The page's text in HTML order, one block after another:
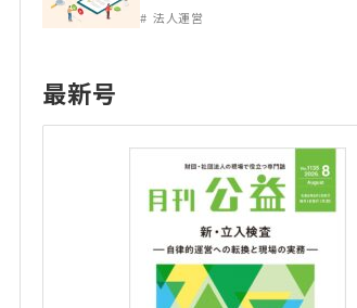
法人運営
最新号